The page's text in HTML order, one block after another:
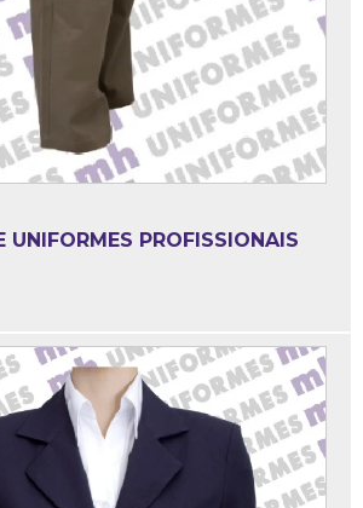
uniforme
feminino
profissional
UNIFORMES PROFISSIONAIS